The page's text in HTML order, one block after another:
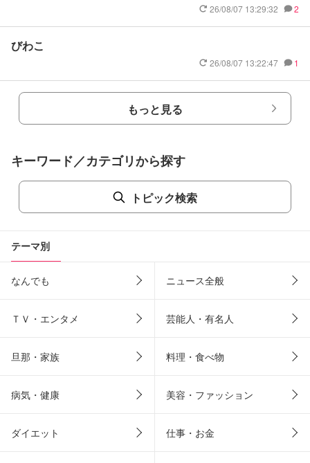
26/08/07 13:29:32 2
びわこ
26/08/07 13:22:47 1
もっと見る
キーワード／カテゴリから探す
トピック検索
テーマ別
なんでも ニュース全般
ＴＶ・エンタメ 芸能人・有名人
旦那・家族 料理・食べ物
病気・健康 美容・ファッション
ダイエット 仕事・お金